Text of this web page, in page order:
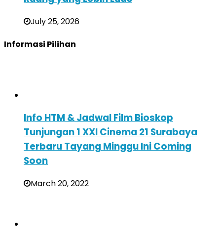
July 25, 2026
Informasi Pilihan
Info HTM & Jadwal Film Bioskop
Tunjungan 1 XXI Cinema 21 Surabaya
Terbaru Tayang Minggu Ini Coming
Soon
March 20, 2022